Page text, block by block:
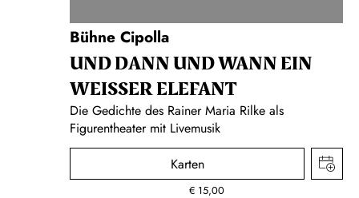
Bühne Cipolla
UND DANN UND WANN EIN
WEISSER ELEFANT
Die Gedichte des Rainer Maria Rilke als
Figurentheater mit Livemusik
Karten
€ 15,00